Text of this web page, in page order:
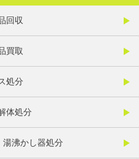
回収
買取
処分
体処分
湯沸かし器処分